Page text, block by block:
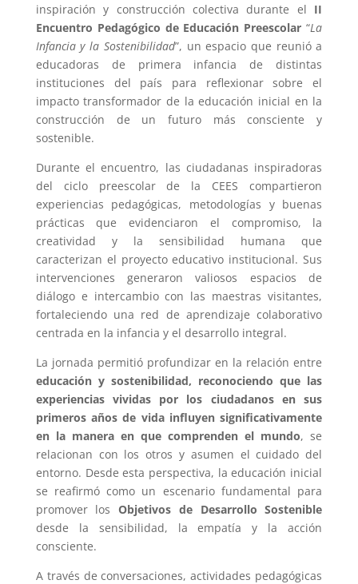
inspiración y construcción colectiva durante el II
Encuentro Pedagógico de Educación Preescolar “La
Infancia y la Sostenibilidad”, un espacio que reunió a
educadoras de primera infancia de distintas
instituciones del país para reflexionar sobre el
impacto transformador de la educación inicial en la
construcción de un futuro más consciente y
sostenible.
Durante el encuentro, las ciudadanas inspiradoras
del ciclo preescolar de la CEES compartieron
experiencias pedagógicas, metodologías y buenas
prácticas que evidenciaron el compromiso, la
creatividad y la sensibilidad humana que
caracterizan el proyecto educativo institucional. Sus
intervenciones generaron valiosos espacios de
diálogo e intercambio con las maestras visitantes,
fortaleciendo una red de aprendizaje colaborativo
centrada en la infancia y el desarrollo integral.
La jornada permitió profundizar en la relación entre
educación y sostenibilidad, reconociendo que las
experiencias vividas por los ciudadanos en sus
primeros años de vida influyen significativamente
en la manera en que comprenden el mundo, se
relacionan con los otros y asumen el cuidado del
entorno. Desde esta perspectiva, la educación inicial
se reafirmó como un escenario fundamental para
promover losObjetivos de Desarrollo Sostenible
desde la sensibilidad, la empatía y la acción
consciente.
A través de conversaciones, actividades pedagógicas